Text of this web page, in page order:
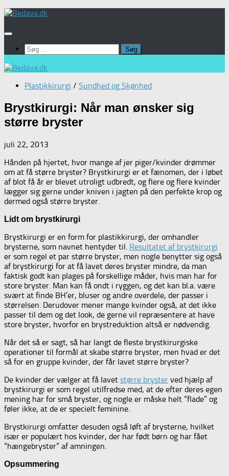
Skip
content
Søg
efter:
Plastikkirurgi / Sundhed og Skønhed
Brystkirurgi: Når man ønsker sig
større bryster
juli 22, 2013
Hånden på hjertet, hvor mange af jer piger/kvinder drømmer
om at få større bryster? Brystkirurgi er et fænomen, der i løbet
af blot få år er blevet utroligt udbredt, og flere og flere kvinder
lægger sig gerne under kniven i jagten på den perfekte krop og
dermed også større bryster.
Lidt om brystkirurgi
Brystkirurgi er en form for plastikkirurgi, der omhandler
brysterne, som navnet hentyder til. Resultatet af brystkirurgi
er som regel et par større bryster, men nogle benytter sig også
af brystkirurgi for at få lavet deres bryster mindre, da man
faktisk godt kan plages på forskellige måder, hvis man har for
store bryster. Man kan få ondt i ryggen, og det kan bl.a. være
svært at finde BH’er, bluser og andre overdele, der passer i
størrelsen. Derudover mener mange kvinder også, at det ikke
passer til dem og det look, de gerne vil repræsentere at have
store bryster, hvorfor en brystreduktion altså er nødvendig.
Når det så er sagt, så har langt de fleste brystkirurgiske
operationer til formål at skabe større bryster, men hvad er det
så for en gruppe kvinder, der får lavet større bryster?
De kvinder der vælger at få lavet større bryster ved hjælp af
brystkirurgi er som regel utilfredse med, at de efter deres egen
mening har for små bryster, og nogle er måske helt “flade” og
føler ikke, at de er specielt feminine.
Brystkirurgi omfatter desuden også løft af brysterne, hvilket
især er populært hos kvinder, der har født børn og har fået
“hængebryster” af amningen.
Opsummering